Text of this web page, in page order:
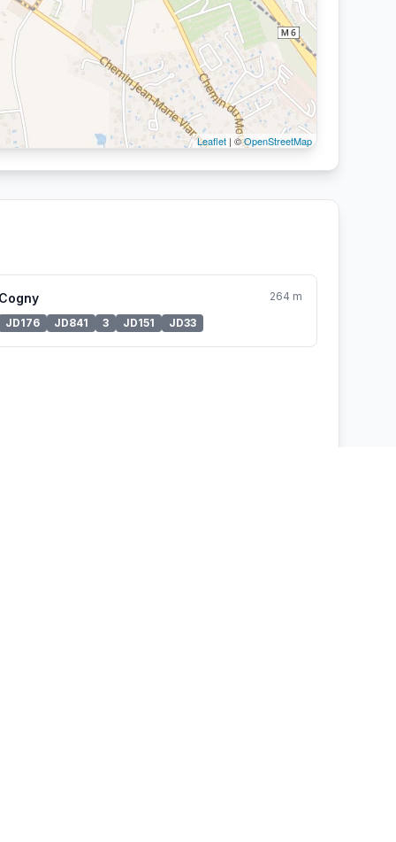
Leaflet | ©OpenStreetMap
264 m
JD176
JD841 3 JD151 JD33